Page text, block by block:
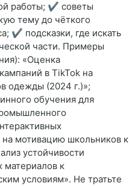
работы; ✔ советы
тему до чёткого
✔ подсказки, где искать
части. Примеры
«Оценка
в TikTok на
одежды (2024 г.)»;
обучения для
мотивацию школьников к
устойчивости
материалов к
условиям». Не тратьте